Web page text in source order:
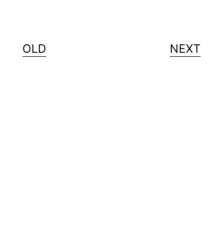
OLD NEXT